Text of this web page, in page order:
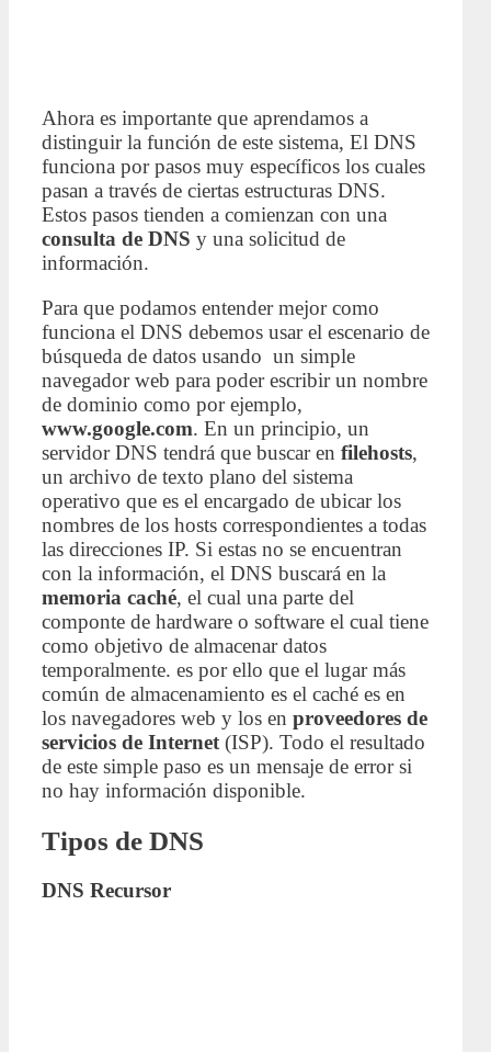
Ahora es importante que aprendamos a
distinguir la función de este sistema, El DNS
funciona por pasos muy específicos los cuales
pasan a través de ciertas estructuras DNS.
Estos pasos tienden a comienzan con una
consulta de DNS y una solicitud de
información.
Para que podamos entender mejor como
funciona el DNS debemos usar el escenario de
búsqueda de datos usando un simple
navegador web para poder escribir un nombre
de dominio como por ejemplo,
www.google.com. En un principio, un
servidor DNS tendrá que buscar en filehosts,
un archivo de texto plano del sistema
operativo que es el encargado de ubicar los
nombres de los hosts correspondientes a todas
las direcciones IP. Si estas no se encuentran
con la información, el DNS buscará en la
memoria caché, el cual una parte del
componte de hardware o software el cual tiene
como objetivo de almacenar datos
temporalmente. es por ello que el lugar más
común de almacenamiento es el caché es en
los navegadores web y los en proveedores de
servicios de Internet (ISP). Todo el resultado
de este simple paso es un mensaje de error si
no hay información disponible.
Tipos de DNS
DNS Recursor